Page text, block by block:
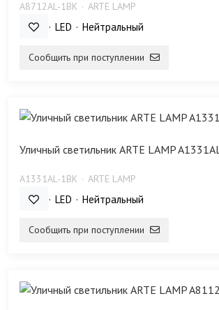
A8712AL-1BK ARTE LAMP
12 Bт LED Нейтральный
Сообщить при поступлении
Уличный светильник ARTE LAMP
A1331AL-1BK ARTE LAMP
12 Bт LED Нейтральный
Сообщить при поступлении